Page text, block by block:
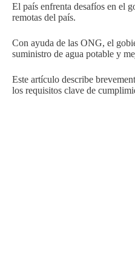
El país enfrenta desafíos en el
remotas del país.
Con ayuda de las ONG, el
suministro de agua potable y
Este artículo describe
los requisitos clave de